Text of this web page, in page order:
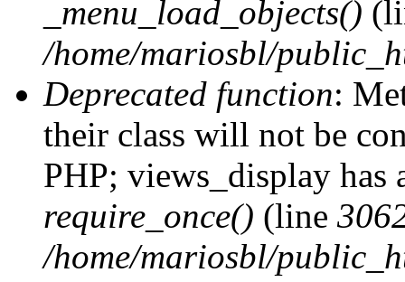
_menu_load_objects()
/home/mariosbl/
Deprecated function:
their class will not be
PHP; views_display has
require_once() (line
/home/mariosbl/